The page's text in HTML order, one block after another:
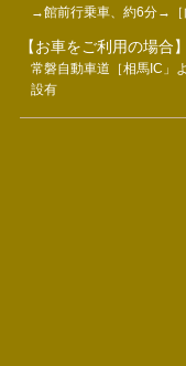
→館前行乗車、約6分→
【お車をご利用の場合】
常磐自動車道［相馬IC」
設有